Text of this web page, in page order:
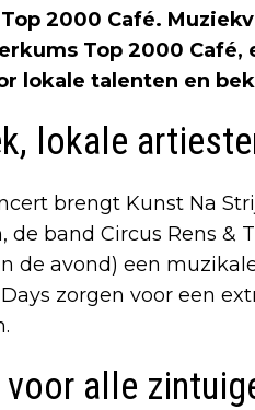
2000 Café.
Top 2000
lokale talenten en
lokale
brengt Kunst Na
de band Circus Rens &
de avond) een
zorgen voor een
alle